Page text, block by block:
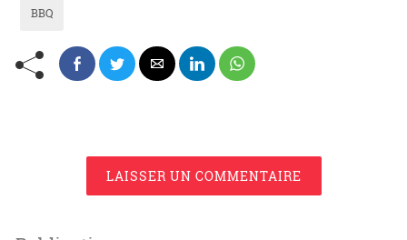
BBQ
LAISSER UN COMMENTAIRE